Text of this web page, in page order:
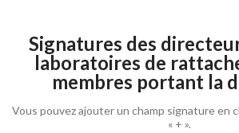
m
p
l
é
m
e
Signatures des
laboratoires de
membres portant la
Vous pouvez ajouter un champ signature en
« + ».